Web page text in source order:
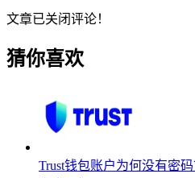
文章已关闭评论！
猜你喜欢
Trust钱包账户为何没有密